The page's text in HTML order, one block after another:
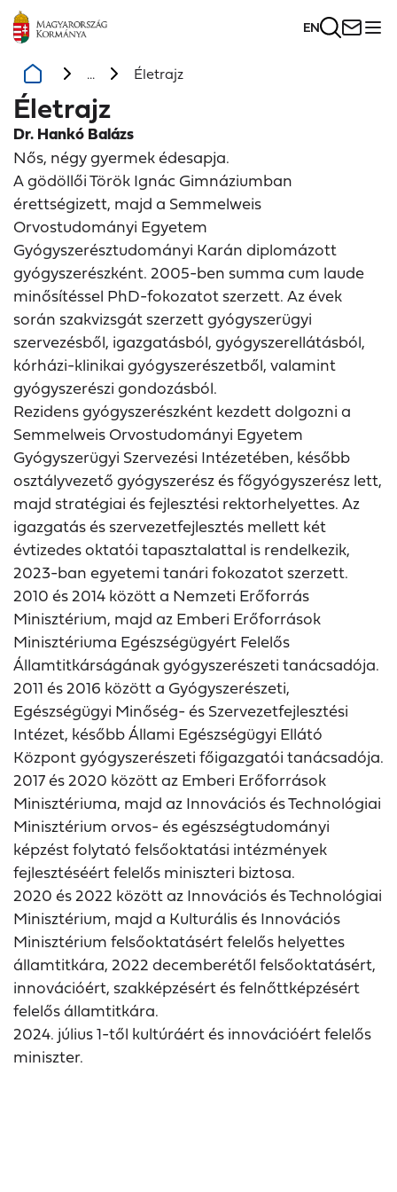
EN
... Életrajz
Életrajz
Dr. Hankó Balázs
Nős, négy gyermek édesapja.
A gödöllői Török Ignác Gimnáziumban
érettségizett, majd a Semmelweis
Orvostudományi Egyetem
Gyógyszerésztudományi Karán diplomázott
gyógyszerészként. 2005-ben summa cum laude
minősítéssel PhD-fokozatot szerzett. Az évek
során szakvizsgát szerzett gyógyszerügyi
szervezésből, igazgatásból, gyógyszerellátásból,
kórházi-klinikai gyógyszerészetből, valamint
gyógyszerészi gondozásból.
Rezidens gyógyszerészként kezdett dolgozni a
Semmelweis Orvostudományi Egyetem
Gyógyszerügyi Szervezési Intézetében, később
osztályvezető gyógyszerész és főgyógyszerész lett,
majd stratégiai és fejlesztési rektorhelyettes. Az
igazgatás és szervezetfejlesztés mellett két
évtizedes oktatói tapasztalattal is rendelkezik,
2023-ban egyetemi tanári fokozatot szerzett.
2010 és 2014 között a Nemzeti Erőforrás
Minisztérium, majd az Emberi Erőforrások
Minisztériuma Egészségügyért Felelős
Államtitkárságának gyógyszerészeti tanácsadója.
2011 és 2016 között a Gyógyszerészeti,
Egészségügyi Minőség- és Szervezetfejlesztési
Intézet, később Állami Egészségügyi Ellátó
Központ gyógyszerészeti főigazgatói tanácsadója.
2017 és 2020 között az Emberi Erőforrások
Minisztériuma, majd az Innovációs és Technológiai
Minisztérium orvos- és egészségtudományi
képzést folytató felsőoktatási intézmények
fejlesztéséért felelős miniszteri biztosa.
2020 és 2022 között az Innovációs és Technológiai
Minisztérium, majd a Kulturális és Innovációs
Minisztérium felsőoktatásért felelős helyettes
államtitkára, 2022 decemberétől felsőoktatásért,
innovációért, szakképzésért és felnőttképzésért
felelős államtitkára.
2024. július 1-től kultúráért és innovációért felelős
miniszter.